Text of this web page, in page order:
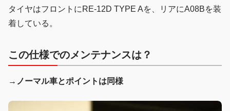
タイヤはフロントにRE-12D TYPE Aを、リアにA08Bを装
着している。
この仕様でのメンテナンスは？
→ノーマル車とポイントは同様